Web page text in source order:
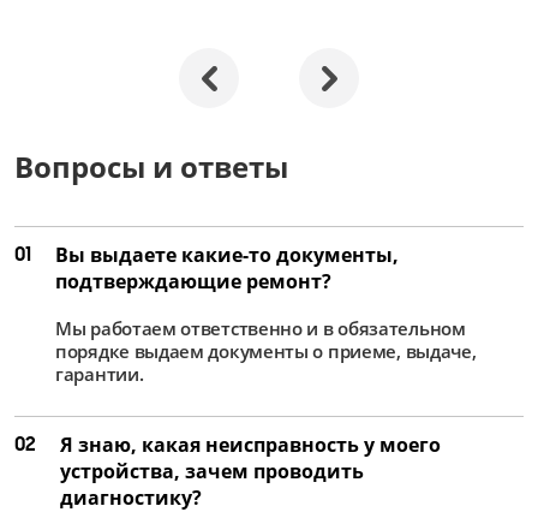
Вопросы и ответы
01
Вы выдаете какие-то документы,
подтверждающие ремонт?
Мы работаем ответственно и в обязательном
порядке выдаем документы о приеме, выдаче,
гарантии.
02
Я знаю, какая неисправность у моего
устройства, зачем проводить
диагностику?